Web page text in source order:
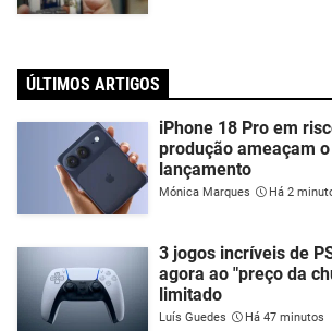
ÚLTIMOS ARTIGOS
iPhone 18 Pro em
produção ameaçam
lançamento
Mónica Marques Há 2
3 jogos incríveis de
agora ao "preço da
limitado
Luís Guedes Há 47 minutos